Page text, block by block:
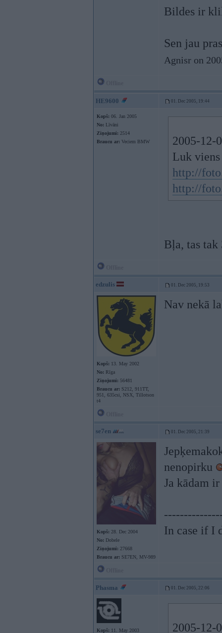
Bildes ir
Sen jau
Agnisr on
HE9600 01. Dec 2005, 19:44
Kopš: 06. Jan 2005
No: Līvāni
Ziņojumi: 2514
Braucu ar: Veciem BMW
2005-12-
Luk
http://
http://
Bļa, tas
edzulis 01. Dec 2005, 19:53
Kopš: 13. May 2002
No: Rīga
Ziņojumi: 56481
Braucu ar: S212, 911TT,
951, 635csi, NSX, Tillotson
t4
Nav nekā
se7en 01. Dec 2005, 21:39
Kopš: 28. Dec 2004
No: Dobele
Ziņojumi: 27668
Braucu ar: SE7EN, MV-989
nenopirku
Ja kādam
In case if I
Phasma 01. Dec 2005, 22:06
Kopš: 11. May 2003 2005-12-